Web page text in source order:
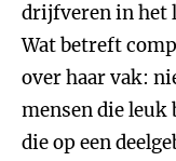
drijfveren in het
Wat betreft
over haar vak:
mensen die leuk
die op een